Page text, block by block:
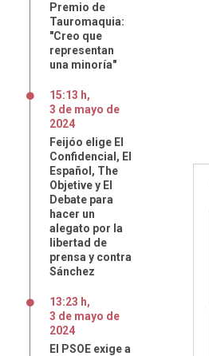
Premio de
Tauromaquia:
"Creo que
representan
una minoría"
15:13 h,
3 de mayo de
2024
Feijóo elige El
Confidencial, El
Español, The
Objetive y El
Debate para
hacer un
alegato por la
libertad de
prensa y contra
Sánchez
13:23 h,
3 de mayo de
2024
El PSOE exige a